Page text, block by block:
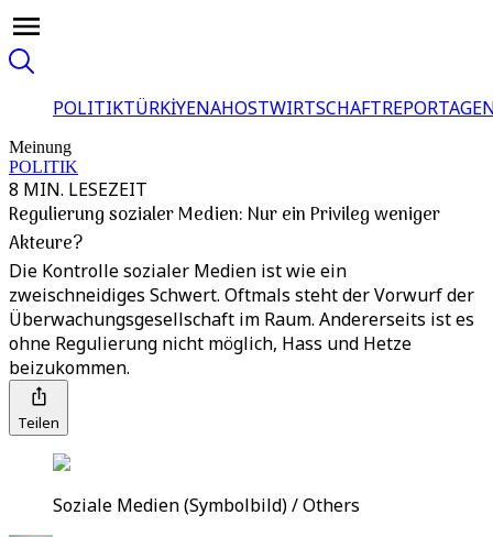
POLITIKTÜRKİYENAHOSTWIRTSCHAFT
Meinung
POLITIK
8 MIN. LESEZEIT
Regulierung sozialer Medien: Nur ein Privileg weniger
Akteure?
Die Kontrolle sozialer Medien ist wie ein
zweischneidiges Schwert. Oftmals steht der Vorwurf der
Überwachungsgesellschaft im Raum. Andererseits ist es
ohne Regulierung nicht möglich, Hass und Hetze
beizukommen.
Teilen
Soziale Medien (Symbolbild) / Others